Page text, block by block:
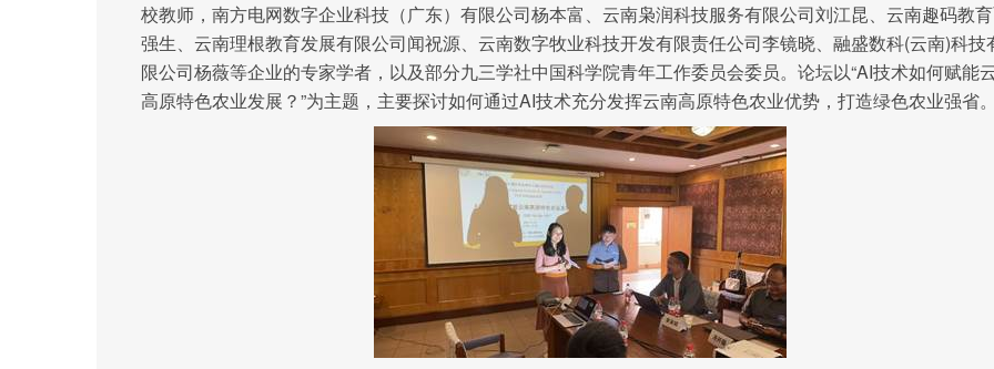
校教师，南方电网数字企业科技（广东）有限公司杨本富、云南枭润科技服务有限公司刘江昆、云南趣码教
强生、云南理根教育发展有限公司闻祝源、云南数字牧业科技开发有限责任公司李镜晓、融盛数科(云南)科技
限公司杨薇等企业的专家学者，以及部分九三学社中国科学院青年工作委员会委员。论坛以“AI技术如何赋能
高原特色农业发展？”为主题，主要探讨如何通过AI技术充分发挥云南高原特色农业优势，打造绿色农业强省